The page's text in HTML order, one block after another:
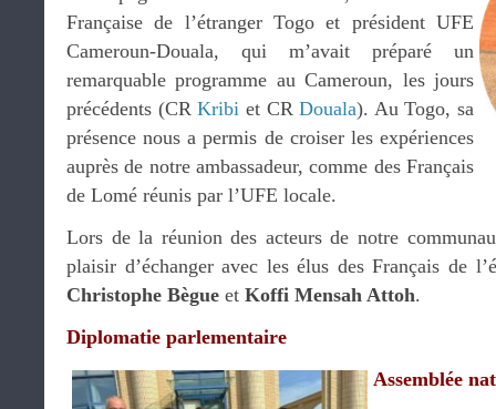
Française de l’étranger Togo et président UFE
Cameroun-Douala, qui m’avait préparé un
remarquable programme au Cameroun, les jours
précédents (CRKribi et CRDouala). Au Togo, sa
présence nous a permis de croiser les expériences
auprès de notre ambassadeur, comme des Français
de Lomé réunis par l’UFE locale.
Lors de la réunion des acteurs de notre
plaisir d’échanger avec les élus des Français de
Christophe Bègue et Koffi Mensah Attoh.
Diplomatie parlementaire
Assemblée